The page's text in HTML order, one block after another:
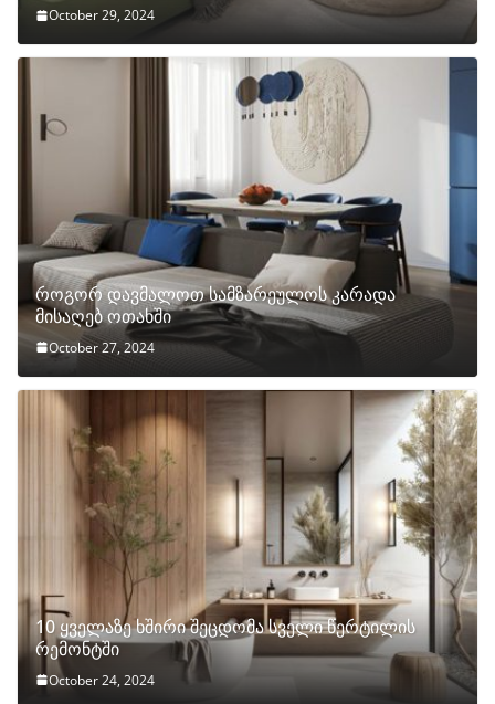
October 29, 2024
როგორ დავმალოთ სამზარეულოს კარადა
მისაღებ ოთახში
October 27, 2024
10 ყველაზე ხშირი შეცდომა სველი წერტილის
რემონტში
October 24, 2024